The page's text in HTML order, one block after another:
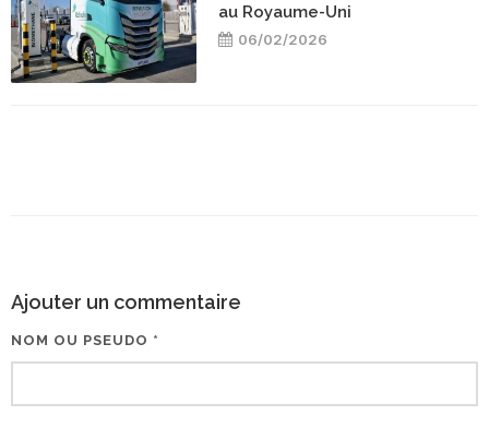
au Royaume-Uni
06/02/2026
Ajouter un commentaire
NOM OU PSEUDO *